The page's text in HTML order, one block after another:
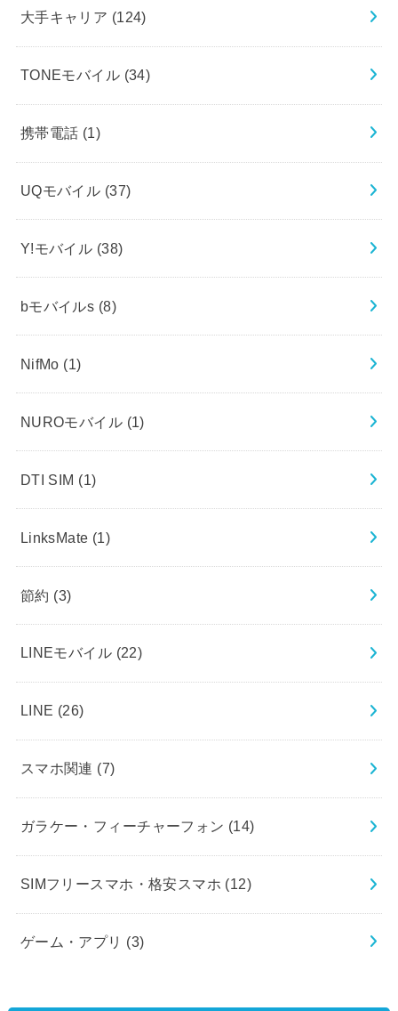
大手キャリア (124)
TONEモバイル (34)
携帯電話 (1)
UQモバイル (37)
Y!モバイル (38)
bモバイルs (8)
NifMo (1)
NUROモバイル (1)
DTI SIM (1)
LinksMate (1)
節約 (3)
LINEモバイル (22)
LINE (26)
スマホ関連 (7)
ガラケー・フィーチャーフォン (14)
SIMフリースマホ・格安スマホ (12)
ゲーム・アプリ (3)